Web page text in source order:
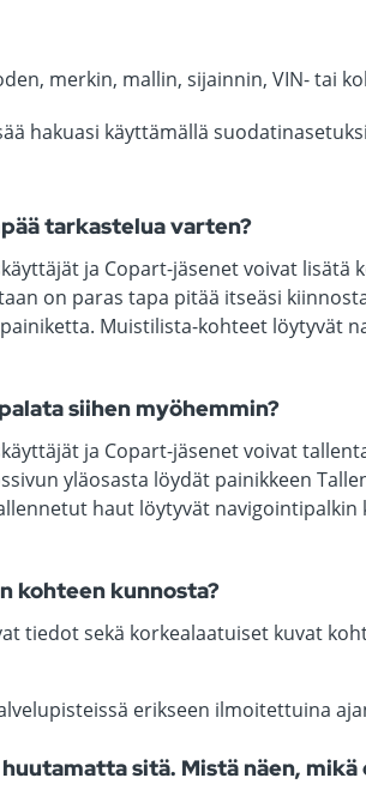
merkin, mallin, sijainnin, VIN- tai
hakuasi käyttämällä
tarkastelua varten?
ja Copart-jäsenet voivat
on paras tapa pitää itseäsi
Muistilista-kohteet löytyvät
siihen myöhemmin?
ja Copart-jäsenet voivat
yläosasta löydät painikkeen
haut löytyvät
kohteen kunnosta?
tiedot sekä korkealaatuiset kuvat
erikseen ilmoitettuina
sitä. Mistä näen,